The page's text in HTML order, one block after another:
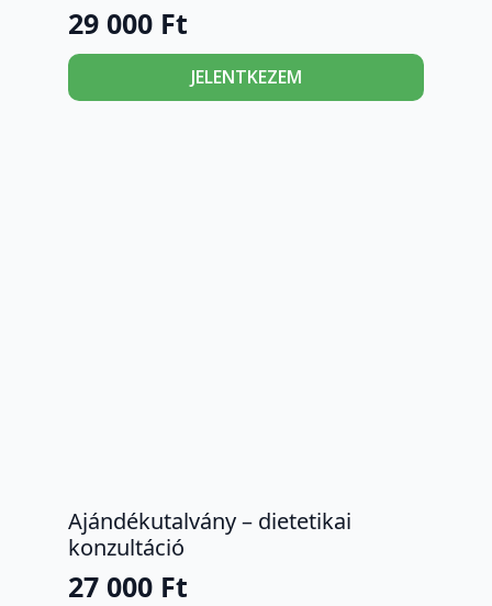
29 000 Ft
JELENTKEZEM
Ajándékutalvány – dietetikai
konzultáció
27 000 Ft